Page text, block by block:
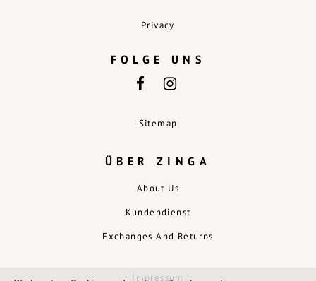
Privacy
ÜBER ZINGA
About Us
Kundendienst
Exchanges And Returns
Impressum
FOLGE UNS
Sitemap